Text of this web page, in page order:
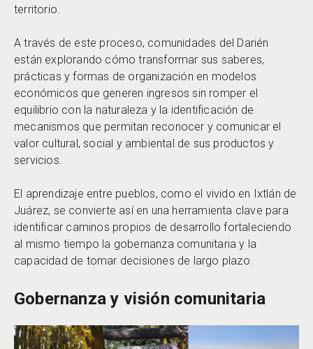
territorio.
A través de este proceso, comunidades del Darién
están explorando cómo transformar sus saberes,
prácticas y formas de organización en modelos
económicos que generen ingresos sin romper el
equilibrio con la naturaleza y la identificación de
mecanismos que permitan reconocer y comunicar el
valor cultural, social y ambiental de sus productos y
servicios.
El aprendizaje entre pueblos, como el vivido en Ixtlán de
Juárez, se convierte así en una herramienta clave para
identificar caminos propios de desarrollo fortaleciendo
al mismo tiempo la gobernanza comunitaria y la
capacidad de tomar decisiones de largo plazo.
Gobernanza y visión comunitaria